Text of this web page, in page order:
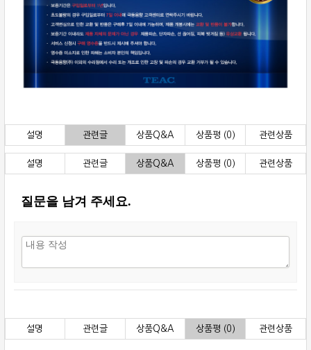
설명 관련글 상품Q&A 상품평 (0) 관련상품
설명 관련글 상품Q&A 상품평 (0) 관련상품
질문을 남겨 주세요.
설명 관련글 상품Q&A 상품평 (0) 관련상품